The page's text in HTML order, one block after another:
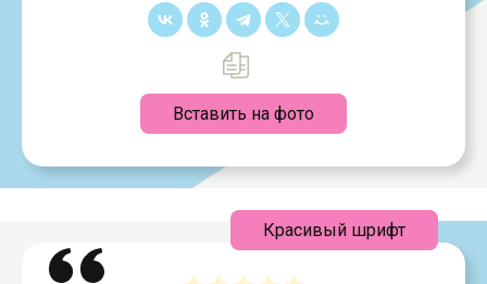
Вставить на фото
Красивый шрифт